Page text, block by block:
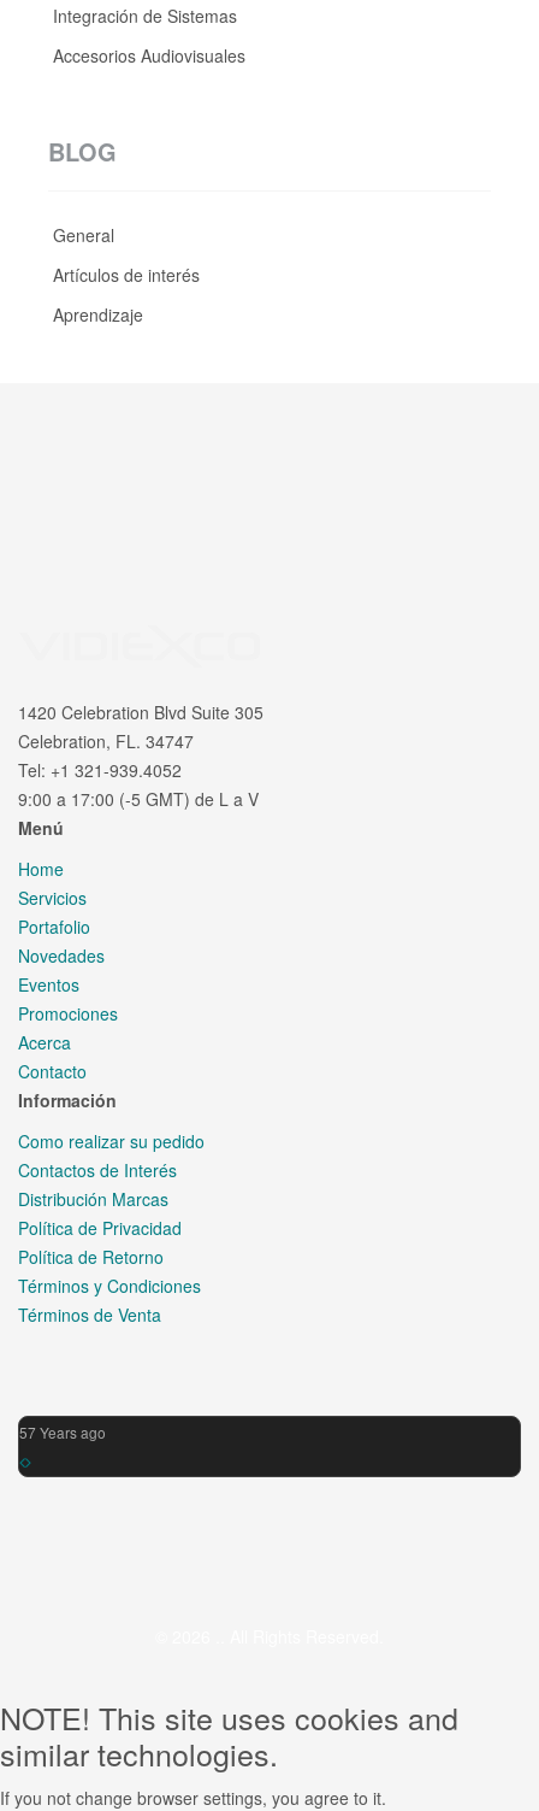
Integración de Sistemas
Accesorios Audiovisuales
BLOG
General
Artículos de interés
Aprendizaje
1420 Celebration Blvd Suite 305
Celebration, FL. 34747
Tel: +1 321-939.4052
9:00 a 17:00 (-5 GMT) de L a V
Menú
Home
Servicios
Portafolio
Novedades
Eventos
Promociones
Acerca
Contacto
Información
Como realizar su pedido
Contactos de Interés
Distribución Marcas
Política de Privacidad
Política de Retorno
Términos y Condiciones
Términos de Venta
57 Years ago
NOTE! This site uses cookies and
similar technologies.
If you not change browser settings, you agree to it.